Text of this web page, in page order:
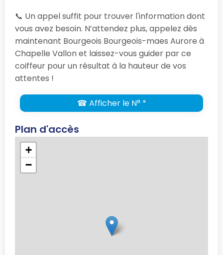
📞 Un appel suffit pour trouver l'information dont
vous avez besoin. N’attendez plus, appelez dès
maintenant Bourgeois Bourgeois-maes Aurore à
Chapelle Vallon et laissez-vous guider par ce
coiffeur pour un résultat à la hauteur de vos
attentes !
☎ Afficher le N° *
Plan d'accès
+
−